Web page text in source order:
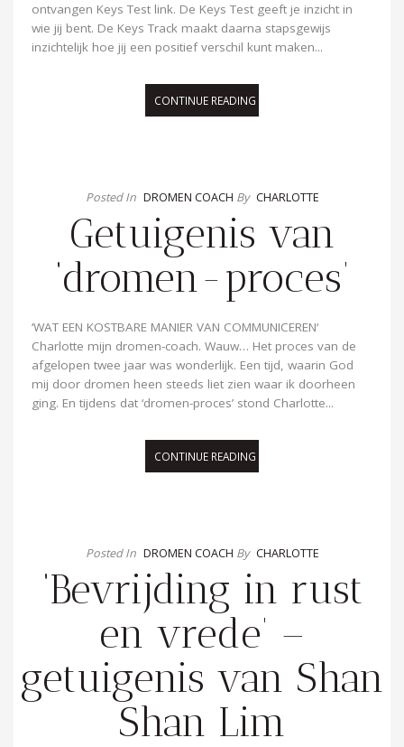
ontvangen Keys Test link. De Keys Test geeft je inzicht in
wie jij bent. De Keys Track maakt daarna stapsgewijs
inzichtelijk hoe jij een positief verschil kunt maken...
CONTINUE READING
Posted In DROMEN COACH By CHARLOTTE
Getuigenis van
‘dromen-proces’
‘WAT EEN KOSTBARE MANIER VAN COMMUNICEREN‘
Charlotte mijn dromen-coach. Wauw… Het proces van de
afgelopen twee jaar was wonderlijk. Een tijd, waarin God
mij door dromen heen steeds liet zien waar ik doorheen
ging. En tijdens dat ‘dromen-proces’ stond Charlotte...
CONTINUE READING
Posted In DROMEN COACH By CHARLOTTE
‘Bevrijding in rust
en vrede’ –
getuigenis van Shan
Shan Lim